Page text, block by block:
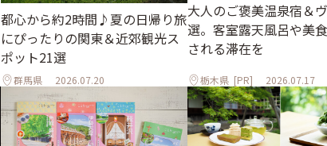
都心から約2時間♪夏の日帰り旅
にぴったりの関東＆近郊観光ス
ポット21選
群馬県 2026.07.20
大人のご褒美温泉宿＆
選。客室露天風呂や美
される滞在を
栃木県[PR] 2026.07.17